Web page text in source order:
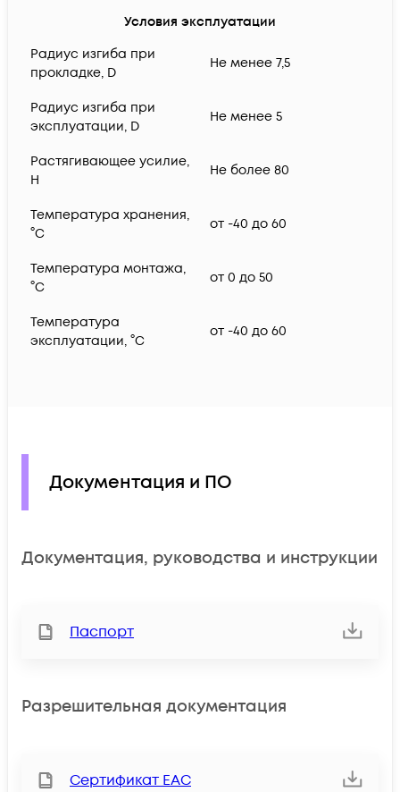
Условия эксплуатации
Радиус изгиба при
прокладке, D
Не менее 7,5
Радиус изгиба при
эксплуатации, D
Не менее 5
Растягивающее усилие,
H
Не более 80
Температура хранения,
°C
от -40 до 60
Температура монтажа,
°C
от 0 до 50
Температура
эксплуатации, °C
от -40 до 60
Документация и ПО
Документация, руководства и инструкции
Паспорт
Разрешительная документация
Сертификат ЕАС